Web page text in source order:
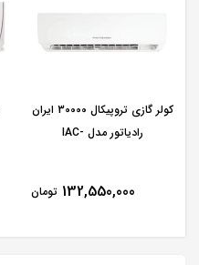
کولر گازی تروپیکال 30000 ایران
رادیاتور مدل IAC-
132,550,000 تومان